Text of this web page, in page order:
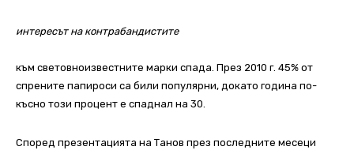
интересът на контрабандистите
към световноизвестните марки спада. През 2010 г. 45% от
спрените папироси са били популярни, докато година по-
късно този процент е спаднал на 30.
Според презентацията на Танов през последните месеци